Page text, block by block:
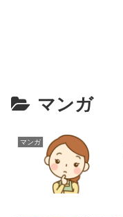
マンガ
マンガ